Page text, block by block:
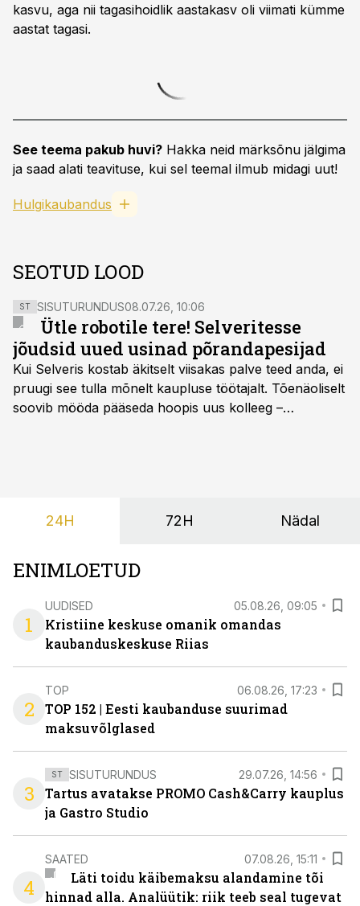
kasvu, aga nii tagasihoidlik aastakasv oli viimati kümme
aastat tagasi.
See teema pakub huvi? Hakka neid märksõnu jälgima
ja saad alati teavituse, kui sel teemal ilmub midagi uut!
Hulgikaubandus
SEOTUD LOOD
ST SISUTURUNDUS08.07.26, 10:06
Ütle robotile tere! Selveritesse
jõudsid uued usinad põrandapesijad
Kui Selveris kostab äkitselt viisakas palve teed anda, ei
pruugi see tulla mõnelt kaupluse töötajalt. Tõenäoliselt
soovib mööda pääseda hoopis uus kolleeg –
24H 72H Nädal
ENIMLOETUD
1
UUDISED 05.08.26, 09:05
Kristiine keskuse omanik omandas
kaubanduskeskuse Riias
2
TOP 06.08.26, 17:23
TOP 152 | Eesti kaubanduse suurimad
maksuvõlglased
3
ST SISUTURUNDUS 29.07.26, 14:56
Tartus avatakse PROMO Cash&Carry kauplus
ja Gastro Studio
4
SAATED 07.08.26, 15:11
Läti toidu käibemaksu alandamine tõi
hinnad alla. Analüütik: riik teeb seal tugevat